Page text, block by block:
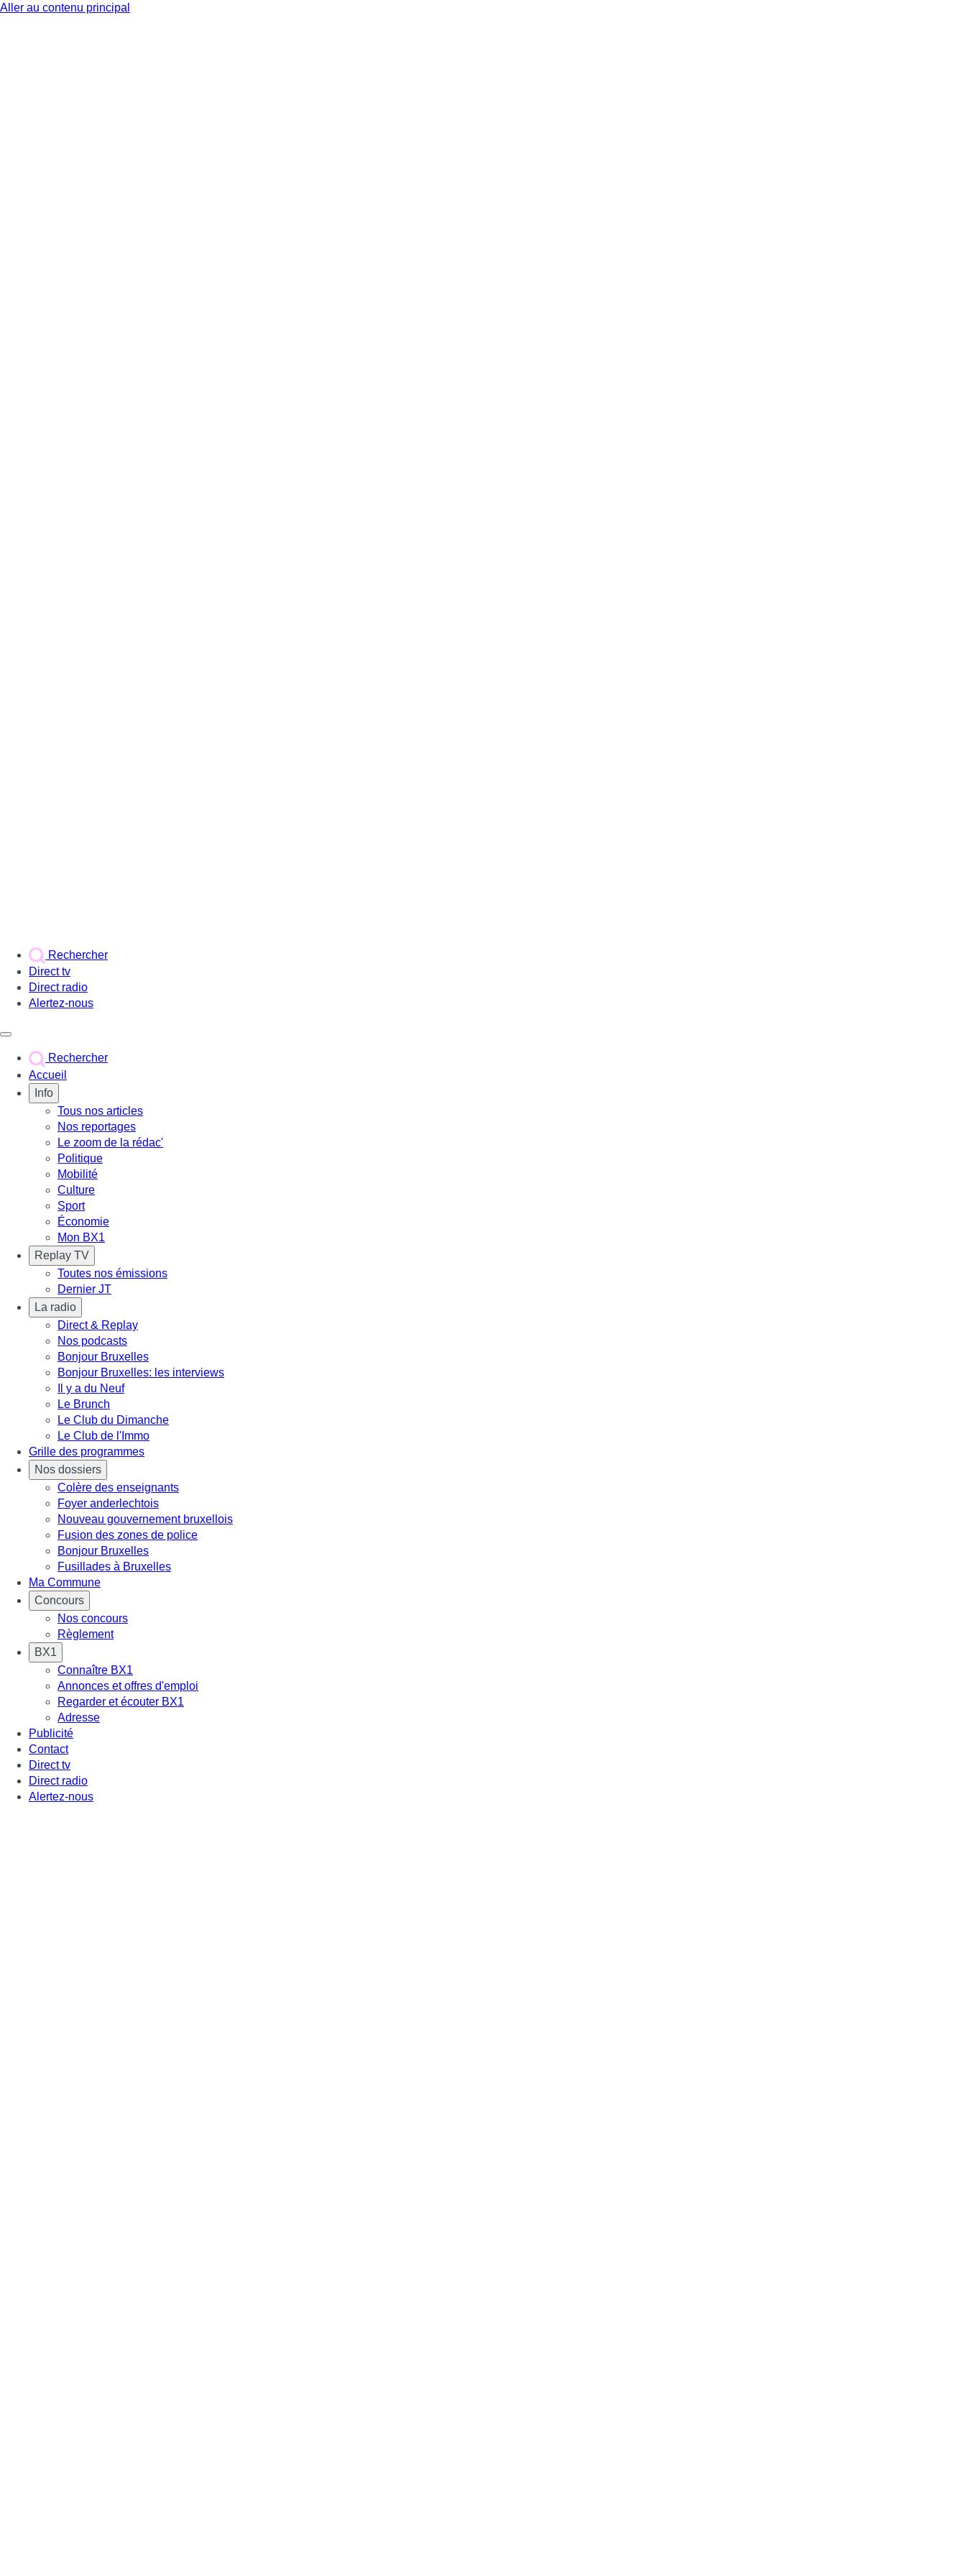
Aller au contenu principal
Rechercher
Direct tv
Direct radio
Alertez-nous
Rechercher
Accueil
Info
Tous nos articles
Nos reportages
Le zoom de la rédac'
Politique
Mobilité
Culture
Sport
Économie
Mon BX1
Replay TV
Toutes nos émissions
Dernier JT
La radio
Direct & Replay
Nos podcasts
Bonjour Bruxelles
Bonjour Bruxelles: les interviews
Il y a du Neuf
Le Brunch
Le Club du Dimanche
Le Club de l'Immo
Grille des programmes
Nos dossiers
Colère des enseignants
Foyer anderlechtois
Nouveau gouvernement bruxellois
Fusion des zones de police
Bonjour Bruxelles
Fusillades à Bruxelles
Ma Commune
Concours
Nos concours
Règlement
BX1
Connaître BX1
Annonces et offres d'emploi
Regarder et écouter BX1
Adresse
Publicité
Contact
Direct tv
Direct radio
Alertez-nous